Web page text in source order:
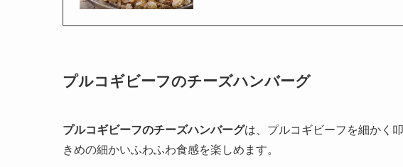
プルコギビーフのチーズハンバーグ
プルコギビーフのチーズハンバーグは、プルコギビーフを細かく
きめの細かいふわふわ食感を楽しめます。